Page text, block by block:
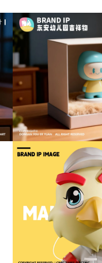
从战略高度审